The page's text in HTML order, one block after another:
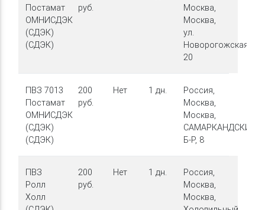
Постамат
ОМНИСДЭК
(СДЭК)
(СДЭК)
руб.
Москва,
Москва,
ул.
Новорогожская,
20
ПВЗ 7013
Постамат
ОМНИСДЭК
(СДЭК)
(СДЭК)
200
руб.
Нет 1 дн.
Россия,
Москва,
Москва,
САМАРКАНДСКИЙ
Б-Р, 8
ПВЗ
Ролл
Холл
200
руб.
Нет 1 дн.
Россия,
Москва,
Москва,